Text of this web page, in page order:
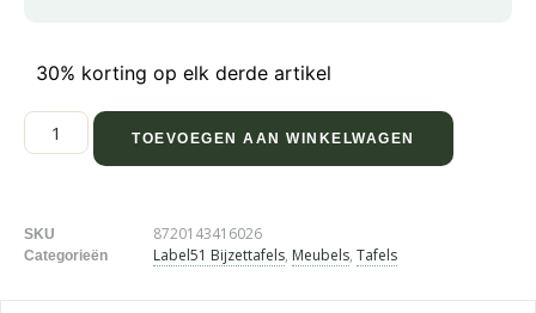
30% korting op elk derde artikel
TOEVOEGEN AAN WINKELWAGEN
SKU 8720143416026
Categorieën Label51 Bijzettafels, Meubels, Tafels